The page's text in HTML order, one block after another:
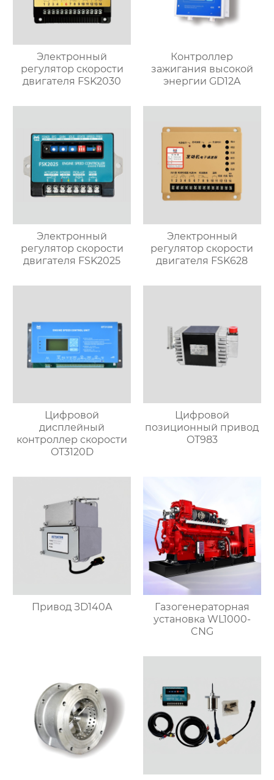
Электронный
регулятор скорости
двигателя FSK2030
Контроллер
зажигания высокой
энергии GD12A
Электронный
регулятор скорости
двигателя FSK2025
Электронный
регулятор скорости
двигателя FSK628
Цифровой
дисплейный
контроллер скорости
OT3120D
Цифровой
позиционный привод
OT983
Привод ЗD140A
Газогенераторная
установка WL1000-
CNG